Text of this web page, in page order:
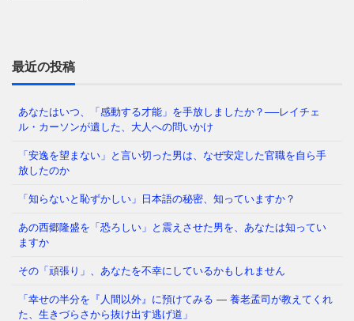
「わたしたちの多くは大人になるまえに澄みきった洞
ぶらせ、あるときはまった⇒ 続きを読む
なぜ日本人は「牙」を抜かれたのか——GHQが仕掛け
最近の投稿
あなたはいつ、「感動する才能」を手放しましたか？──レイチェ
ル・カーソンが遺した、大人への問いかけ
「安逸を望まない」と言い切った男は、なぜ安定した官職を自ら手
放したのか
「知らないと恥ずかしい」日本語の秘密、知っていますか？
あの西郷隆盛を「恐ろしい」と震えさせた男を、あなたは知ってい
ますか
その「頑張り」、あなたを不幸にしているかもしれません
「幸せの半分を『人間以外』に預けてみる ― 養老孟司が教えてくれ
た、生きづらさから抜け出す逃げ道」